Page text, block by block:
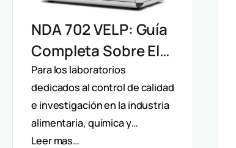
NDA 702 VELP: Guía
Completa Sobre El
Analizador De
Nitrógeno Y
Proteínas Por
Método Dumas
Para los laboratorios
dedicados al control de calidad
e investigación en la industria
alimentaria, química y…
Leer mas…